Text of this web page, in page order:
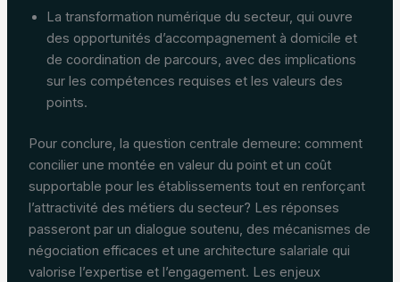
La transformation numérique du secteur, qui ouvre
des opportunités d’accompagnement à domicile et
de coordination de parcours, avec des implications
sur les compétences requises et les valeurs des
points.
Pour conclure, la question centrale demeure: comment
concilier une montée en valeur du point et un coût
supportable pour les établissements tout en renforçant
l’attractivité des métiers du secteur? Les réponses
passeront par un dialogue soutenu, des mécanismes de
négociation efficaces et une architecture salariale qui
valorise l’expertise et l’engagement. Les enjeux